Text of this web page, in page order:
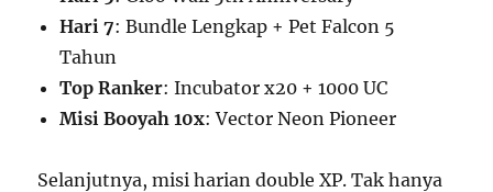
Hari 7: Bundle Lengkap + Pet Falcon 5
Tahun
Top Ranker: Incubator x20 + 1000 UC
Misi Booyah 10x: Vector Neon Pioneer
Selanjutnya, misi harian double XP. Tak hanya